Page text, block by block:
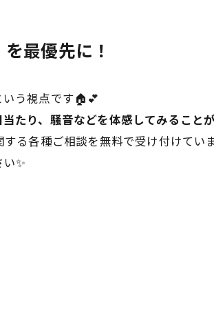
最優先に！
う視点です🏠💕
たり、騒音などを体感してみること
る各種ご相談を無料で受け付けてい
✨